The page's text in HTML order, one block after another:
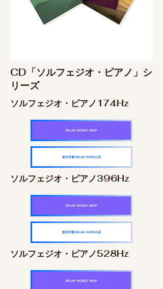
CD「ソルフェジオ・ピアノ」シ
リーズ
ソルフェジオ・ピアノ174Hz
RELAX WORLD SHOP
楽天市場 RELAX WORLD店
ソルフェジオ・ピアノ396Hz
RELAX WORLD SHOP
楽天市場 RELAX WORLD店
ソルフェジオ・ピアノ528Hz
RELAX WORLD SHOP